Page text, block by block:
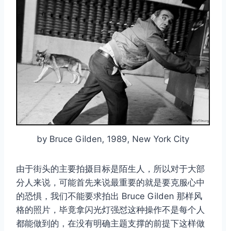
by Bruce Gilden, 1989, New York City
由于街头的主要拍摄目标是陌生人，所以对于大部
分人来说，可能首先来说最重要的就是要克服心中
的恐惧，我们不能要求拍出 Bruce Gilden 那样风
格的照片，毕竟拿闪光灯强怼这种操作不是每个人
都能做到的，在没有明确主题支撑的前提下这样做